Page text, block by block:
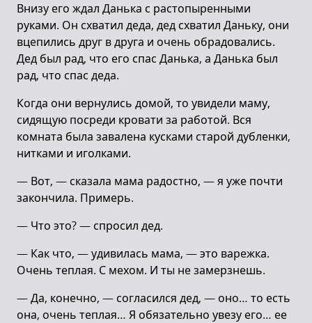
Внизу его ждал Данька с растопыренными
руками. Он схватил деда, дед схватил Даньку, они
вцепились друг в друга и очень обрадовались.
Дед был рад, что его спас Данька, а Данька был
рад, что спас деда.
Когда они вернулись домой, то увидели маму,
сидящую посреди кровати за работой. Вся
комната была завалена кусками старой дубленки,
нитками и иголками.
— Вот, — сказала мама радостно, — я уже почти
закончила. Примерь.
— Что это? — спросил дед.
— Как что, — удивилась мама, — это варежка.
Очень теплая. С мехом. И ты не замерзнешь.
— Да, конечно, — согласился дед, — оно… то есть
она, очень теплая… Я обязательно увезу его… ее